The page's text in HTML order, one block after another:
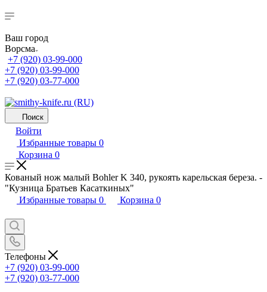
Ваш город
Ворсма
+7 (920) 03-99-000
+7 (920) 03-99-000
+7 (920) 03-77-000
Поиск
Войти
Избранные товары 0
Корзина 0
Кованый нож малый Bohler K 340, рукоять карельская береза. -
"Кузница Братьев Касаткиных"
Избранные товары 0 Корзина 0
Телефоны
+7 (920) 03-99-000
+7 (920) 03-77-000